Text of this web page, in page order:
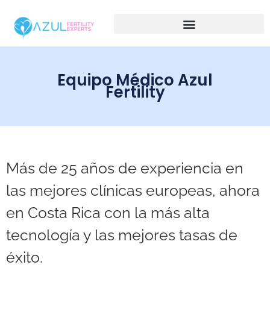
Equipo Médico Azul
Fertility
Más de 25 años de experiencia en
las mejores clínicas europeas, ahora
en Costa Rica con la más alta
tecnología y las mejores tasas de
éxito.